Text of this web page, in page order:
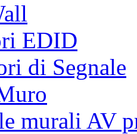
EDID
di Segnale
murali AV